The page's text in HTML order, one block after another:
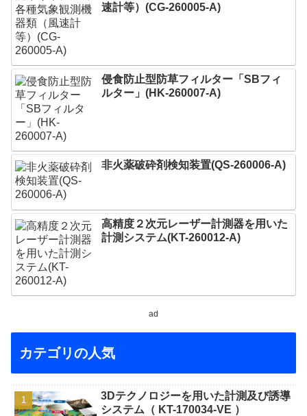
速計等）(CG-260005-A)
侵食防止型防草フィルター「SBフィ
ルター」(HK-260007-A)
非火薬破砕剤検知装置(QS-260006-A)
高精度２次元レーザー計測器を用いた
計測システム(KT-260012-A)
ad
カテゴリの人気
3Dテクノロジーを用いた計測及び誘導
システム（ KT-170034-VE ）